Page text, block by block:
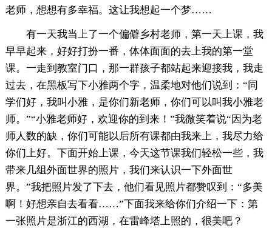
老师，想想有多幸福。这让我想起一个梦……
有一天我当上了一个偏僻乡村老师，第一天上课，我
早早起来，好好打扮一番，体体面面的去上我的第一堂
课。一走到教室门口，那一群孩子都站起来迎接我，我走
过去，在黑板写下小雅两个字，温柔地对他们说到：“同
学们好，我叫小雅，是你们新老师，你们可以叫我小雅老
师。”“小雅老师好，欢迎你的到来！”我微笑着说“因为老
师人数的缺，你们可能以后所有课都由我来上，我尽力给
你们上好。下面开始上课，今天这节课我们轻松一些，我
带来几组外面世界的照片，我们来认识一下外面世
界。”我把照片发了下去，他们看见照片都赞叹到：“多美
啊！好想亲自去看看……”下面我来给你们介绍一下：第
一张照片是浙江的西湖，在雷峰塔上照的，很美吧？